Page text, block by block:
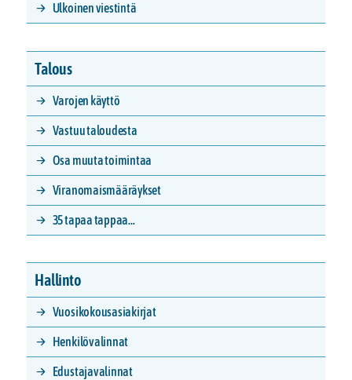
Ulkoinen viestintä
Talous
Varojen käyttö
Vastuu taloudesta
Osa muuta toimintaa
Viranomaismääräykset
35 tapaa tappaa…
Hallinto
Vuosikokousasiakirjat
Henkilövalinnat
Edustajavalinnat